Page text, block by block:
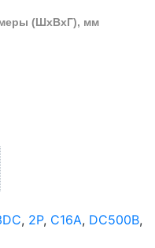
(ШхВхГ), мм
, 2P, C16A, DC500В,